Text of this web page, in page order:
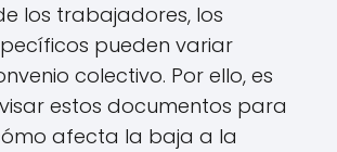
los trabajadores, los
pueden variar
colectivo. Por ello, es
estos documentos para
afecta la baja a la